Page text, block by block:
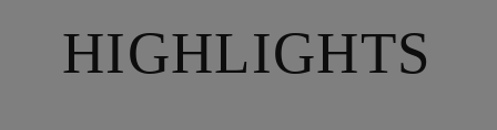
HIGHLIGHTS